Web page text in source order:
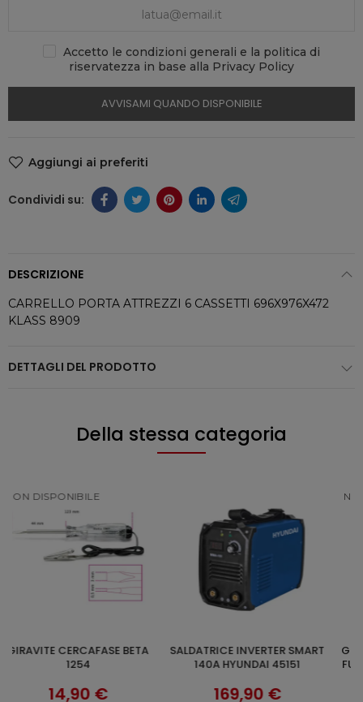
Accetto le condizioni generali e la politica di
riservatezza in base alla Privacy Policy
AVVISAMI QUANDO DISPONIBILE
Aggiungi ai preferiti
DESCRIZIONE
CARRELLO PORTA ATTREZZI 6 CASSETTI 696X976X472
KLASS 8909
DETTAGLI DEL PRODOTTO
Della stessa categoria
AGGIUNGI AL CARRELLO
SALDATRICE INVERTER SMART
140A HYUNDAI 45151
169,90 €
SCOPRI
GENERATORE LS 6KW 420CC
FULL POWER HYUNDAI 65006
999,90 €